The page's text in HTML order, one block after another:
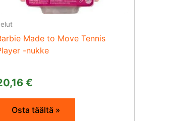
Made to Move Tennis
-nukke
€
Osta täältä »